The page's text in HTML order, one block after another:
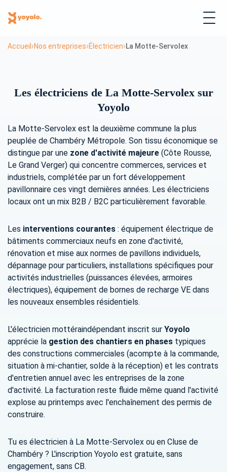
Accueil ›Nos entreprises›Électricien›La Motte-Servolex
Les électriciens de La Motte-Servolex sur
Yoyolo
La Motte-Servolex est la deuxième commune la plus
peuplée de Chambéry Métropole. Son tissu économique se
distingue par une zone d'activité majeure (Côte Rousse,
Le Grand Verger) qui concentre commerces, services et
industriels, complétée par un fort développement
pavillonnaire ces vingt dernières années. Les électriciens
locaux ont un mix B2B / B2C particulièrement favorable.
Les interventions courantes : équipement électrique de
bâtiments commerciaux neufs en zone d'activité,
rénovation et mise aux normes de pavillons individuels,
dépannage pour particuliers, installations spécifiques pour
activités industrielles (puissances élevées, armoires
électriques), équipement de bornes de recharge VE dans
les nouveaux ensembles résidentiels.
L'électricien mottéraindépendant inscrit sur Yoyolo
apprécie la gestion des chantiers en phases typiques
des constructions commerciales (acompte à la commande,
situation à mi-chantier, solde à la réception) et les contrats
d'entretien annuel avec les entreprises de la zone
d'activité. La facturation reste fluide même quand l'activité
explose au printemps avec l'enchaînement des permis de
construire.
Tu es électricien à La Motte-Servolex ou en Cluse de
Chambéry ? L'inscription Yoyolo est gratuite, sans
engagement, sans CB.